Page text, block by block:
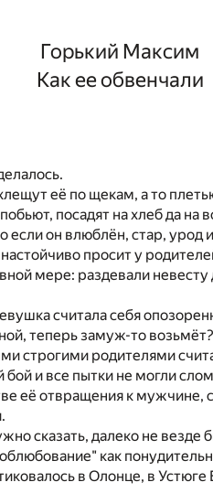
Горький Максим
Как ее обвенчали
её по щекам, а то
посадят на хлеб да на
если он влюблён, стар, урод
просит у
мере: раздевали
считала себя
теперь замуж-то возьмёт?
строгими родителями
бой и все пытки не могли
её отвращения к
сказать, далеко не везде
как
в Олонце, в